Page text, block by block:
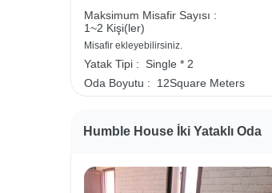
Maksimum Misafir Sayısı :
1~2 Kişi(ler)
Misafir ekleyebilirsiniz.
Yatak Tipi :
Single * 2
Oda Boyutu :
12Square Meters
Humble House İki Yataklı Oda